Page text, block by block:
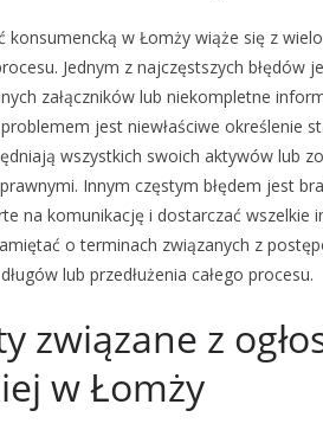
konsumencką w Łomży wiąże się z
Jednym z najczęstszych
załączników lub niekompletne
jest niewłaściwe określenie
wszystkich swoich aktywów lub
Innym częstym błędem jest
na komunikację i dostarczać
o terminach związanych z
lub przedłużenia całego procesu.
związane z
w Łomży